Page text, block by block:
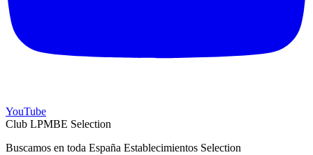
YouTube
Club LPMBE Selection
Buscamos en toda España Establecimientos Selection